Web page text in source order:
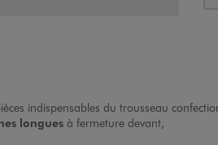
indispensables du trousseau
longues à fermeture devant,